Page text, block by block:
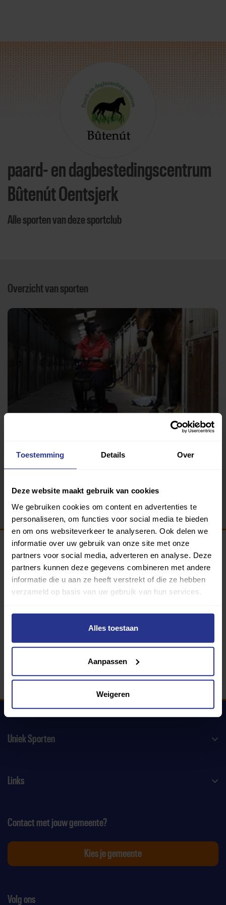
Toestemming Details Over
Deze website maakt gebruik van cookies
We gebruiken cookies om content en advertenties te
personaliseren, om functies voor social media te bieden
en om ons websiteverkeer te analyseren. Ook delen we
informatie over uw gebruik van onze site met onze
partners voor social media, adverteren en analyse. Deze
partners kunnen deze gegevens combineren met andere
informatie die u aan ze heeft verstrekt of die ze hebben
verzameld op basis van uw gebruik van hun services.
Alles toestaan
Aanpassen
Weigeren
Direct door naar content
paard- en dagbestedingscentrum
Bûtenút Oentsjerk
Alle sporten van deze sportclub
Overzicht van sporten
Terug
Programma van:
Uniek Sporten
Links
Volg ons
Contact met jouw gemeente?
Kies je gemeente